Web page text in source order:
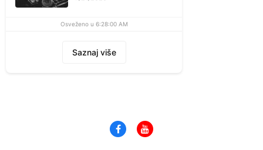
Osveženo u 6:28:00 AM
Saznaj više